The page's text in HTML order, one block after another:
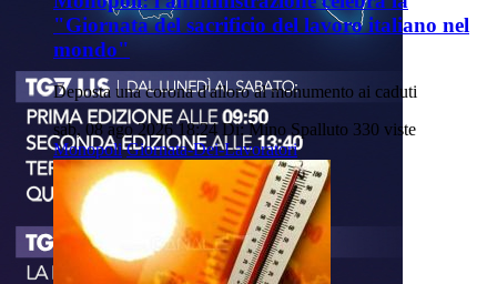
"Giornata del sacrificio del lavoro italiano nel
mondo"
Deposta una corona d'alloro al monumento ai caduti
sab, 08 ago 2026 18:24 Di: Mino Spalluto 330 viste
Monopoli Giornata-Dei-Lavoratori